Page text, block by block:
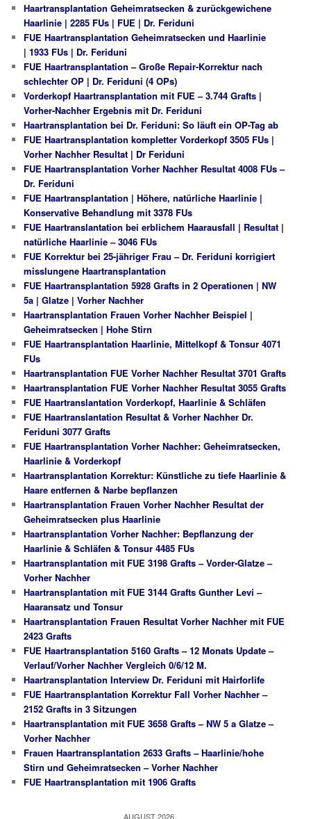
Haartransplantation Geheimratsecken & zurückgewichene
Haarlinie | 2285 FUs | FUE | Dr. Feriduni
FUE Haartransplantation Geheimratsecken und Haarlinie
| 1933 FUs | Dr. Feriduni
FUE Haartransplantation – Große Repair-Korrektur nach
schlechter OP | Dr. Feriduni (4 OPs)
Vorderkopf Haartransplantation mit FUE – 3.744 Grafts |
Vorher-Nachher Ergebnis mit Dr. Feriduni
Haartransplantation bei Dr. Feriduni: So läuft ein OP-Tag ab
FUE Haartransplantation kompletter Vorderkopf 3505 FUs |
Vorher Nachher Resultat | Dr Feriduni
FUE Haartransplantation Vorher Nachher Resultat 4008 FUs –
Dr. Feriduni
FUE Haartransplantation | Höhere, natürliche Haarlinie |
Konservative Behandlung mit 3378 FUs
FUE Haartranslantation bei erblichem Haarausfall | Resultat |
natürliche Haarlinie – 3046 FUs
FUE Korrektur bei 25-jähriger Frau – Dr. Feriduni korrigiert
misslungene Haartransplantation
FUE Haartransplantation 5928 Grafts in 2 Operationen | NW
5a | Glatze | Vorher Nachher
Haartransplantation Frauen Vorher Nachher Beispiel |
Geheimratsecken | Hohe Stirn
FUE Haartransplantation Haarlinie, Mittelkopf & Tonsur 4071
FUs
Haartransplantation FUE Vorher Nachher Resultat 3701 Grafts
Haartransplantation FUE Vorher Nachher Resultat 3055 Grafts
FUE Haartranslantation Vorderkopf, Haarlinie & Schläfen
FUE Haartranslantation Resultat & Vorher Nachher Dr.
Feriduni 3077 Grafts
FUE Haartransplantation Vorher Nachher: Geheimratsecken,
Haarlinie & Vorderkopf
Haartransplantation Korrektur: Künstliche zu tiefe Haarlinie &
Haare entfernen & Narbe bepflanzen
Haartransplantation Frauen Vorher Nachher Resultat der
Geheimratsecken plus Haarlinie
Haartransplantation Vorher Nachher: Bepflanzung der
Haarlinie & Schläfen & Tonsur 4485 FUs
Haartransplantation mit FUE 3198 Grafts – Vorder-Glatze –
Vorher Nachher
Haartransplantation mit FUE 3144 Grafts Gunther Levi –
Haaransatz und Tonsur
Haartransplantation Frauen Resultat Vorher Nachher mit FUE
2423 Grafts
FUE Haartransplantation 5160 Grafts – 12 Monats Update –
Verlauf/Vorher Nachher Vergleich 0/6/12 M.
Haartransplantation Interview Dr. Feriduni mit Hairforlife
FUE Haartransplantation Korrektur Fall Vorher Nachher –
2152 Grafts in 3 Sitzungen
Haartransplantation mit FUE 3658 Grafts – NW 5 a Glatze –
Vorher Nachher
Frauen Haartransplantation 2633 Grafts – Haarlinie/hohe
Stirn und Geheimratsecken – Vorher Nachher
FUE Haartransplantation mit 1906 Grafts
AUGUST 2026